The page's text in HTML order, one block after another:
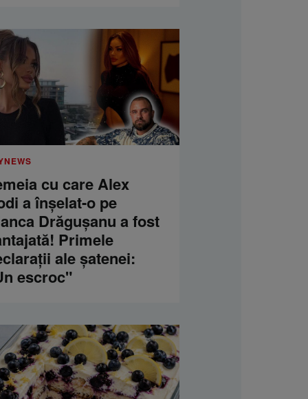
cu care Alex
a înșelat-o pe
Drăgușanu a fost
Primele
ale șatenei:
escroc"